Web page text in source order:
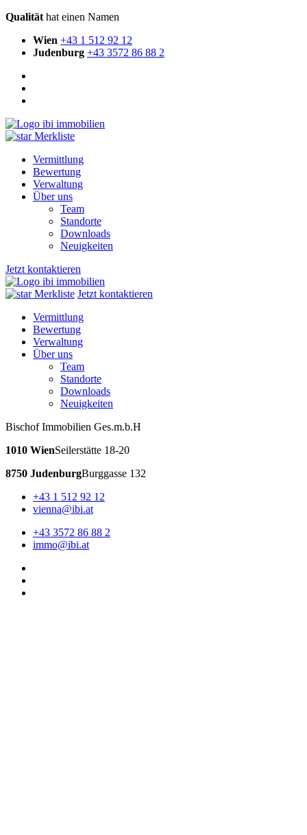
Qualität hat einen Namen
Wien +43 1 512 92 12
Judenburg +43 3572 86 88 2
Merkliste
Vermittlung
Bewertung
Verwaltung
Über uns
Team
Standorte
Downloads
Neuigkeiten
Jetzt kontaktieren
Merkliste Jetzt kontaktieren
Vermittlung
Bewertung
Verwaltung
Über uns
Team
Standorte
Downloads
Neuigkeiten
Bischof Immobilien Ges.m.b.H
1010 WienSeilerstätte 18-20
8750 JudenburgBurggasse 132
+43 1 512 92 12
vienna@ibi.at
+43 3572 86 88 2
immo@ibi.at